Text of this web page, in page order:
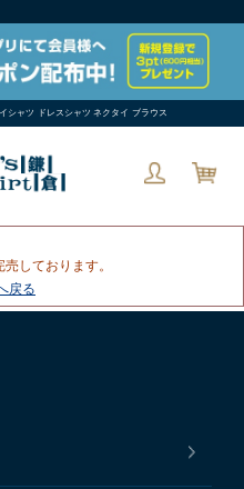
シャツ ドレスシャツ ネクタイ ブラウス
しております。
戻る